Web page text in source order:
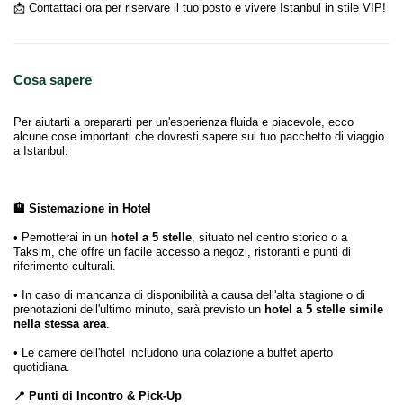
📩 Contattaci ora per riservare il tuo posto e vivere Istanbul in stile VIP!
Cosa sapere
Per aiutarti a prepararti per un'esperienza fluida e piacevole, ecco
alcune cose importanti che dovresti sapere sul tuo pacchetto di viaggio
a Istanbul:
🏨 Sistemazione in Hotel
• Pernotterai in un hotel a 5 stelle, situato nel centro storico o a
Taksim, che offre un facile accesso a negozi, ristoranti e punti di
riferimento culturali.
• In caso di mancanza di disponibilità a causa dell'alta stagione o di
prenotazioni dell'ultimo minuto, sarà previsto un hotel a 5 stelle simile
nella stessa area.
• Le camere dell'hotel includono una colazione a buffet aperto
quotidiana.
📍 Punti di Incontro & Pick-Up